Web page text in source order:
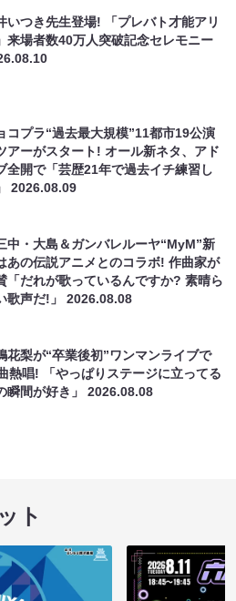
いつき先生登場! 「プレバト才能アリ
来場者数40万人突破記念セレモニー
コプラ“過去最大規模”11都市19公演
アーがスタート! オール新ネタ、アド
全開で「芸歴21年で過去イチ練習し
2026.08.09
中・大島＆ガンバレルーヤ“MyM”新
あの伝説アニメとのコラボ! 作曲家が
「だれが歌っているんですか? 素晴ら
歌声だ!」2026.08.08
花梨が“卒業後初”ワンマンライブで
熱唱! 「やっぱりステージに立ってる
瞬間が好き」2026.08.08
ト